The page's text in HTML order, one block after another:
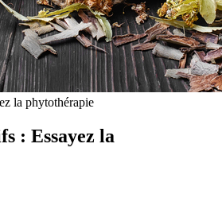
la phytothérapie
: Essayez la